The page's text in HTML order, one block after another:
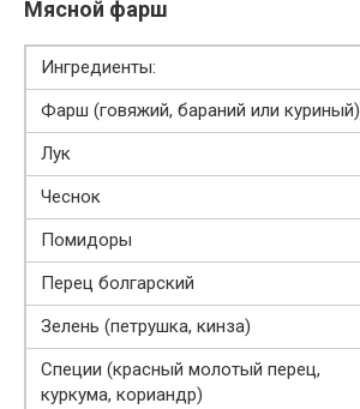
Мясной фарш
Ингредиенты:
Фарш (говяжий, бараний или куриный)
Лук
Чеснок
Помидоры
Перец болгарский
Зелень (петрушка, кинза)
Специи (красный молотый перец,
куркума, кориандр)